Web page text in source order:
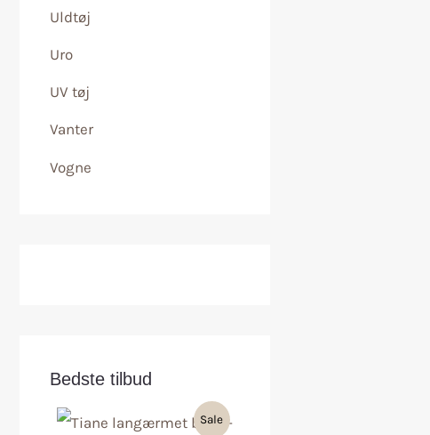
Uldtøj
Uro
UV tøj
Vanter
Vogne
Bedste tilbud
Sale